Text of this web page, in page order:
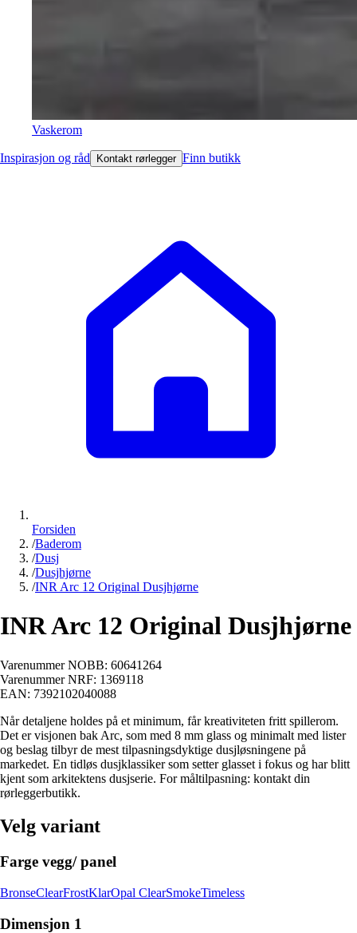
Vaskerom
Inspirasjon og råd Kontakt rørlegger Finn butikk
Forsiden
/Baderom
/Dusj
/Dusjhjørne
/INR Arc 12 Original Dusjhjørne
INR Arc 12 Original Dusjhjørne
Varenummer NOBB: 60641264
Varenummer NRF: 1369118
EAN: 7392102040088
Når detaljene holdes på et minimum, får kreativiteten fritt spillerom.
Det er visjonen bak Arc, som med 8 mm glass og minimalt med lister
og beslag tilbyr de mest tilpasningsdyktige dusjløsningene på
markedet. En tidløs dusjklassiker som setter glasset i fokus og har blitt
kjent som arkitektens dusjserie. For måltilpasning: kontakt din
rørleggerbutikk.
Velg variant
Farge vegg/ panel
BronseClearFrostKlarOpal ClearSmokeTimeless
Dimensjon 1